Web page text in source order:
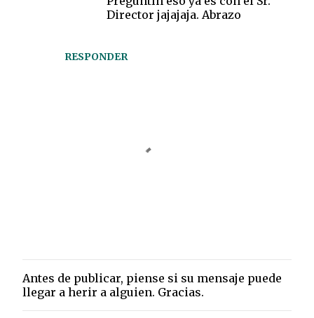
RESPONDER
Director jajajaja. Abrazo
P
u
b
Antes de publicar, piense si su mensaje puede
llegar a herir a alguien. Gracias.